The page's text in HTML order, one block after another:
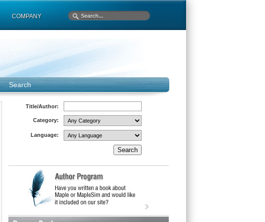
COMPANY
Search
Title/Author:
Category:
Language: